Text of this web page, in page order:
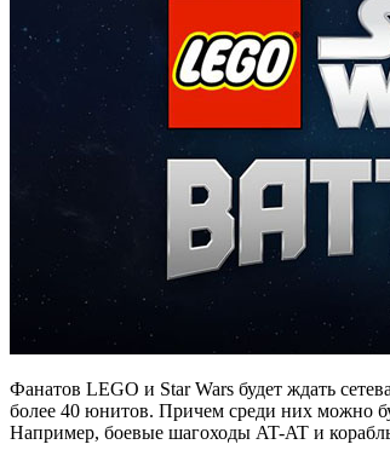
Фанатов LEGO и Star Wars будет ждать
более 40 юнитов. Причем среди них можно
Например, боевые шагоходы AT-AT и